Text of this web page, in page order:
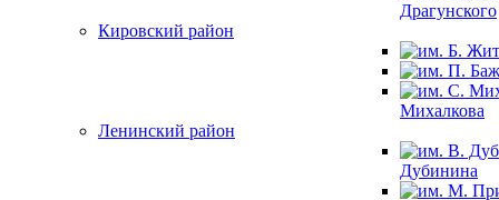
Драгунского
Кировский район
Михалкова
Ленинский район
Дубинина